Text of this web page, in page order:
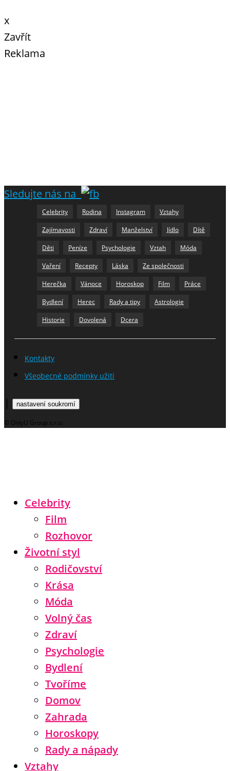
x
Zavřít
Reklama
Sledujte nás na
Celebrity Rodina Instagram Vztahy
Zajímavosti Zdraví Manželství Jídlo Dítě
Děti Peníze Psychologie Vztah Móda
Vaření Recepty Láska Ze společnosti
Herečka Vánoce Horoskop Film Práce
Bydlení Herec Rady a tipy Astrologie
Historie Dovolená Dcera
Kontakty
Všeobecné podmínky užití
| nastavení soukromí
© OnlyU Group s.r.o.
Celebrity
Film
Rozhovor
Životní styl
Rodičovství
Krása
Móda
Volný čas
Zdraví
Psychologie
Bydlení
Tvoříme
Domov
Zahrada
Horoskopy
Rady a nápady
Vztahy